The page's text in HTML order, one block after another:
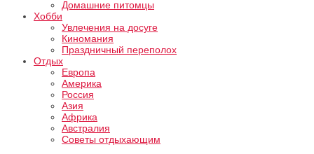
Домашние питомцы
Хобби
Увлечения на досуге
Киномания
Праздничный переполох
Отдых
Европа
Америка
Россия
Азия
Африка
Австралия
Советы отдыхающим